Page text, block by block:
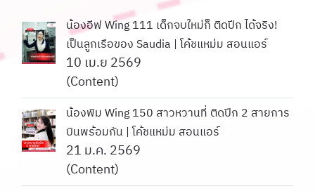
น้องอีฟ Wing 111 เด็กจบใหม่ก็ ติดปีก ได้จริง!
เป็นลูกเรือของ Saudia | โค้ชแหม่ม สอนแอร์
10 เม.ย 2569
(Content)
น้องพิม Wing 150 สาวหวานที่ ติดปีก 2 สายการ
บินพร้อมกัน | โค้ชแหม่ม สอนแอร์
21 ม.ค. 2569
(Content)